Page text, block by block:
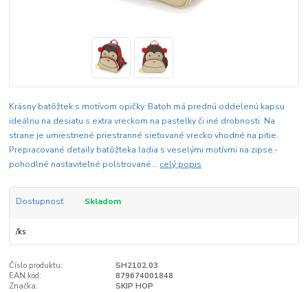
Krásny batôžtek s motívom opičky. Batoh má prednú oddelenú kapsu
ideálnu na desiatu s extra vreckom na pastelky či iné drobnosti. Na
strane je umiestnené priestranné sieťované vrecko vhodné na pitie.
Prepracované detaily batôžteka ladia s veselými motívmi na zipse.-
pohodlné nastaviteľné polstrované... celý popis
Dostupnosť Skladom
/ks
Číslo produktu:
SH2102.03
EAN kód:
879674001848
Značka:
SKIP HOP